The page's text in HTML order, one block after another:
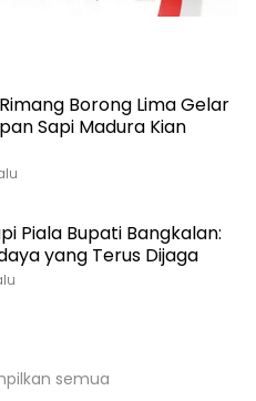
Borong Lima Gelar
Sapi Madura Kian
Piala Bupati Bangkalan:
yang Terus Dijaga
semua